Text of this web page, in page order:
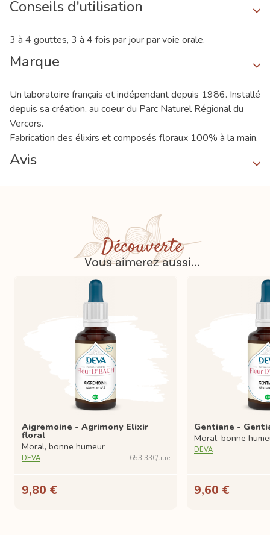
Conseils d'utilisation
3 à 4 gouttes, 3 à 4 fois par jour par voie orale.
Marque
Un laboratoire français et indépendant depuis 1986. Installé
depuis sa création, au coeur du Parc Naturel Régional du
Vercors.
Fabrication des élixirs et composés floraux 100% à la main.
Avis
Découverte
Vous aimerez aussi...
Aigremoine - Agrimony Elixir
floral
Moral, bonne humeur
DEVA 653,33€/litre
9,80 €
Gentiane -
Moral, bonne
DEVA
9,60 €